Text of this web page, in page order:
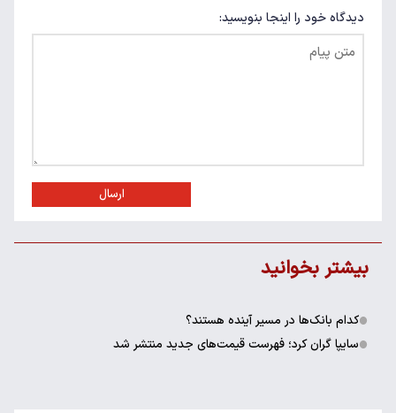
دیدگاه خود را اینجا بنویسید:
ارسال
بیشتر بخوانید
کدام بانک‌ها در مسیر آینده هستند؟
سایپا گران کرد؛ فهرست قیمت‌های جدید منتشر شد